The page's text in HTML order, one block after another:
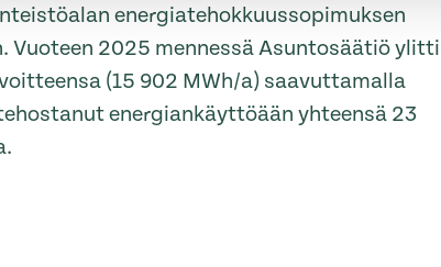
energiatehokkuussopimuksen
Vuoteen 2025 mennessä Asuntosäätiö ylitti
(15 902 MWh/a) saavuttamalla
energiankäyttöään yhteensä 23